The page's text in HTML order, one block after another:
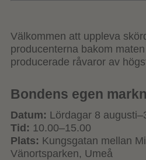
Välkommen att uppleva
producenterna bakom
producerade råvaror av
Bondens egen
Datum: Lördagar 8
Tid: 10.00–15.00
Plats: Kungsgatan mellan
Vänortsparken, Umeå